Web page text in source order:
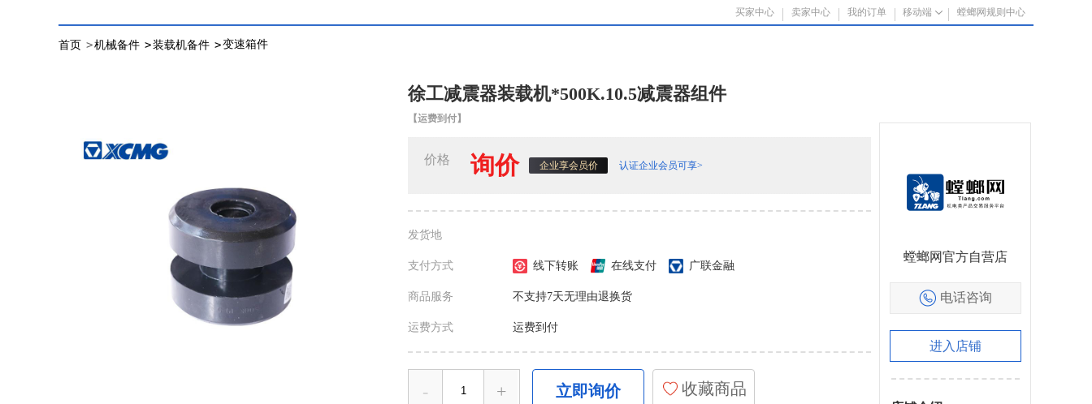
买家中心 卖家中心 我的订单 移动端 螳螂网规则中心
首页 >机械备件 >装载机备件 >变速箱件
徐工减震器装载机*500K.10.5减震器组件
【运费到付】
价格 询价 企业享会员价 认证企业会员可享>
发货地
支付方式 线下转账 在线支付 广联金融
商品服务 不支持7天无理由退换货
运费方式 运费到付
- + 立即询价 收藏商品
螳螂网官方自营店
电话咨询
进入店铺